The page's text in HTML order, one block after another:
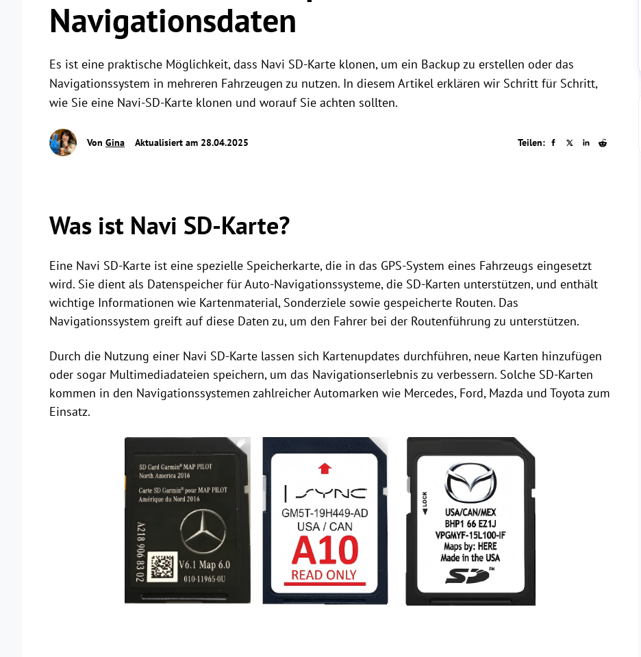
Navigationsdaten
Es ist eine praktische Möglichkeit, dass Navi SD-Karte klonen, um ein Backup zu erstellen oder das
Navigationssystem in mehreren Fahrzeugen zu nutzen. In diesem Artikel erklären wir Schritt für Schritt,
wie Sie eine Navi-SD-Karte klonen und worauf Sie achten sollten.
Von Gina Aktualisiert am 28.04.2025 Teilen:
Was ist Navi SD-Karte?
Eine Navi SD-Karte ist eine spezielle Speicherkarte, die in das GPS-System eines Fahrzeugs eingesetzt
wird. Sie dient als Datenspeicher für Auto-Navigationssysteme, die SD-Karten unterstützen, und enthält
wichtige Informationen wie Kartenmaterial, Sonderziele sowie gespeicherte Routen. Das
Navigationssystem greift auf diese Daten zu, um den Fahrer bei der Routenführung zu unterstützen.
Durch die Nutzung einer Navi SD-Karte lassen sich Kartenupdates durchführen, neue Karten hinzufügen
oder sogar Multimediadateien speichern, um das Navigationserlebnis zu verbessern. Solche SD-Karten
kommen in den Navigationssystemen zahlreicher Automarken wie Mercedes, Ford, Mazda und Toyota zum
Einsatz.